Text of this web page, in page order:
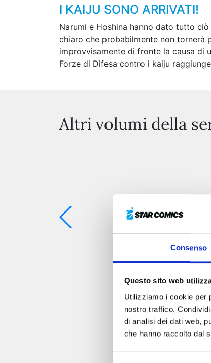
Consenso
Questo sito web
Utilizziamo i cookie per
nostro traffico.
di analisi dei dati web,
che hanno raccolto dal
I KAIJU SONO ARRIVATI!
Narumi e Hoshina hanno dato tutto
chiaro che probabilmente non tornerà
improvvisamente di fronte la causa di
Forze di Difesa contro i kaiju
Altri volumi della